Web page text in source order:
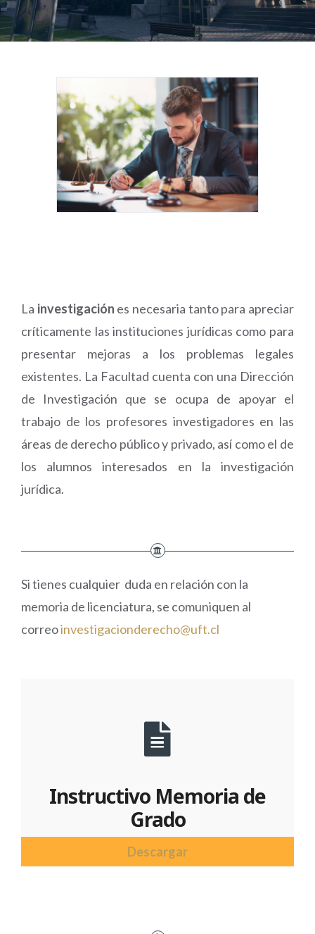
La investigación es necesaria tanto para apreciar
críticamente las instituciones jurídicas como para
presentar mejoras a los problemas legales
existentes. La Facultad cuenta con una Dirección
de Investigación que se ocupa de apoyar el
trabajo de los profesores investigadores en las
áreas de derecho público y privado, así como el de
los alumnos interesados en la investigación
jurídica.
Si tienes cualquier duda en relación con la
memoria de licenciatura, se comuniquen al
correoinvestigacionderecho@uft.cl
Instructivo Memoria de
Grado
Descargar